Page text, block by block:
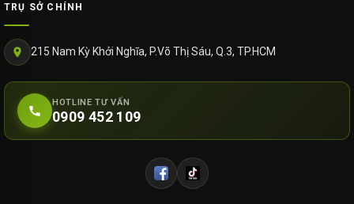
TRỤ SỞ CHÍNH
215 Nam Kỳ Khởi Nghĩa, P.Võ Thị Sáu, Q.3, TP.HCM
HOTLINE TƯ VẤN
0909 452 109